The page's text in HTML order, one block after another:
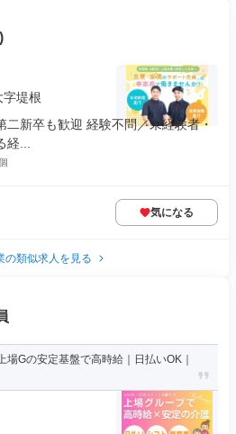
堤根
新卒も歓迎 経験不問／未経験者・
...
気になる
の類似求人を見る
場Gの安定基盤で高時給｜日払いOK｜